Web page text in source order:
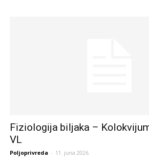
Fiziologija biljaka –
VL
Poljoprivreda - 11. juna 2026.